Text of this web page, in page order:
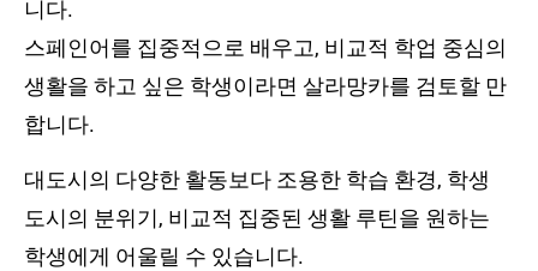
니다.
스페인어를 집중적으로 배우고, 비교적 학업 중심의
생활을 하고 싶은 학생이라면 살라망카를 검토할 만
합니다.
대도시의 다양한 활동보다 조용한 학습 환경, 학생
도시의 분위기, 비교적 집중된 생활 루틴을 원하는
학생에게 어울릴 수 있습니다.